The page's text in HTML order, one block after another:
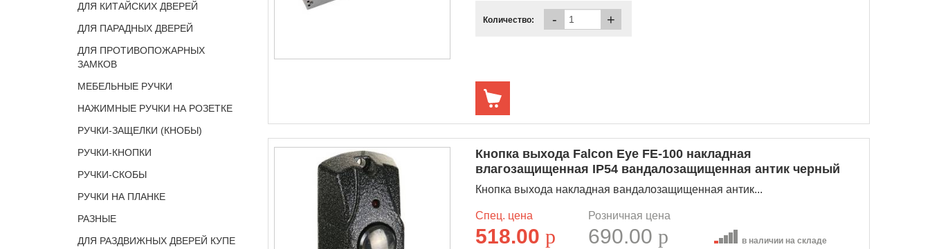
ДЛЯ КИТАЙСКИХ ДВЕРЕЙ
ДЛЯ ПАРАДНЫХ ДВЕРЕЙ
ДЛЯ ПРОТИВОПОЖАРНЫХ
ЗАМКОВ
МЕБЕЛЬНЫЕ РУЧКИ
НАЖИМНЫЕ РУЧКИ НА РОЗЕТКЕ
РУЧКИ-ЗАЩЕЛКИ (КНОБЫ)
РУЧКИ-КНОПКИ
РУЧКИ-СКОБЫ
РУЧКИ НА ПЛАНКЕ
РАЗНЫЕ
ДЛЯ РАЗДВИЖНЫХ ДВЕРЕЙ КУПЕ
Количество: - +
Кнопка выхода Falcon Eye FE-100 накладная
влагозащищенная IP54 вандалозащищенная антик черный
Кнопка выхода накладная вандалозащищенная антик...
Спец. цена
518.00p
Розничная цена
690.00p в наличии на складе